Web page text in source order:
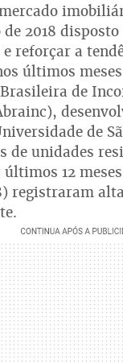
de 2018
reforçar a
últimos meses
de
de
de unidades
12
registraram